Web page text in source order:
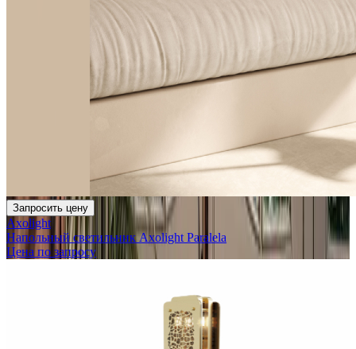
Запросить цену
Axolight
Напольный светильник Axolight Paralela
Цена по запросу